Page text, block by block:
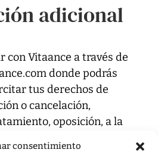
consentimiento
adicional
con Vitaance a través de
donde podrás
tus derechos de
o cancelación,
oposición, a la
únicamente en el